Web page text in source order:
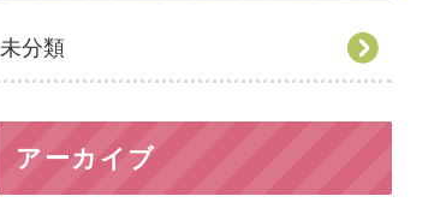
未分類
アーカイブ